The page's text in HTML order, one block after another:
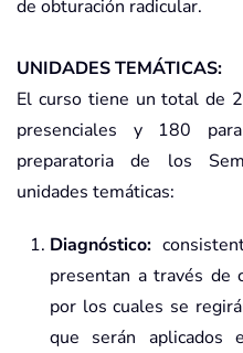
de obturación radicular.
UNIDADES TEMÁTICAS:
El curso tiene un total de
presenciales y 180
preparatoria de los
unidades temáticas:
Diagnóstico:
presentan a través de
por los cuales se
que serán aplicados